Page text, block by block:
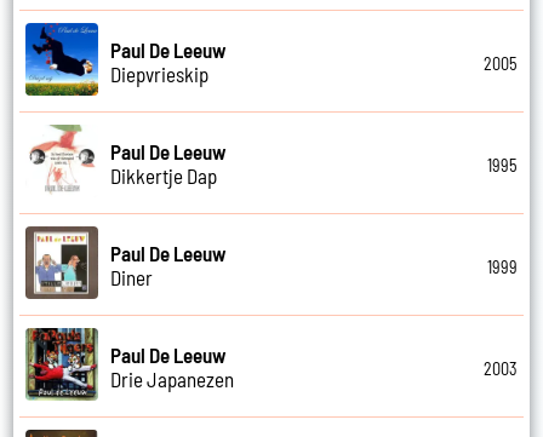
Paul De Leeuw
Diepvrieskip
2005
Paul De Leeuw
Dikkertje Dap
1995
Paul De Leeuw
Diner
1999
Paul De Leeuw
Drie Japanezen
2003